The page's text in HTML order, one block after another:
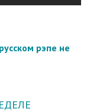
рэпе не